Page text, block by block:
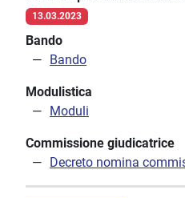
13.03.2023
Bando
Bando
Modulistica
Moduli
Commissione giudicatrice
Decreto nomina